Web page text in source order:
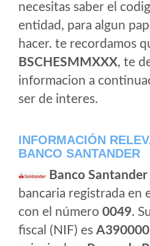
necesitas saber el
entidad, para algun
hacer. te recordamos
BSCHESMMXXX, te
informacion a
ser de interes.
INFORMACIÓN
BANCO SANTANDER
Banco Santander
bancaria registrada en
con el número 0049.
fiscal (NIF) es